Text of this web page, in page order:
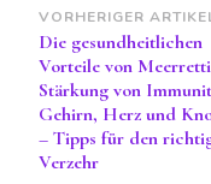
VORHERIGER
Die gesundheitlichen
Vorteile von
Stärkung von
Gehirn, Herz und
– Tipps für den
Verzehr